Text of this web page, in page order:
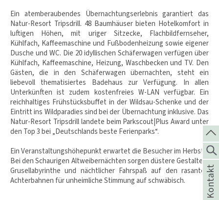
Ein atemberaubendes Übernachtungserlebnis garantiert das
Natur-Resort Tripsdrill. 48 Baumhäuser bieten Hotelkomfort in
luftigen Höhen, mit uriger Sitzecke, Flachbildfernseher,
Kühlfach, Kaffeemaschine und Fußbodenheizung sowie eigener
Dusche und WC. Die 20 idyllischen Schäferwagen verfügen über
Kühlfach, Kaffeemaschine, Heizung, Waschbecken und TV. Den
Gästen, die in den Schäferwagen übernachten, steht ein
liebevoll thematisiertes Badehaus zur Verfügung. In allen
Unterkünften ist zudem kostenfreies W-LAN verfügbar. Ein
reichhaltiges Frühstücksbuffet in der Wildsau-Schenke und der
Eintritt ins Wildparadies sind bei der Übernachtung inklusive. Das
Natur-Resort Tripsdrill landete beim Parkscout|Plus Award unter
den Top 3 bei „Deutschlands beste Ferienparks“.
Ein Veranstaltungshöhepunkt erwartet die Besucher im Herbst:
Bei den Schaurigen Altweibernächten sorgen düstere Gestalten,
Grusellabyrinthe und nächtlicher Fahrspaß auf den rasanten
Achterbahnen für unheimliche Stimmung auf schwäbisch.
Kontakt